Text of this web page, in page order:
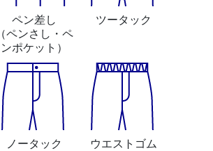
ペン差し
（ペンさし・ペ
ンポケット）
ツータック
ノータック
ウエストゴム